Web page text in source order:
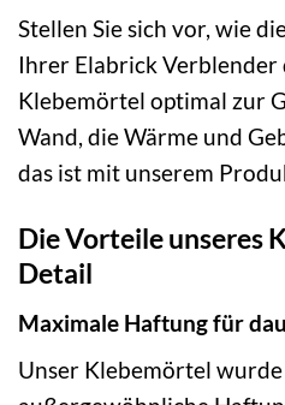
Stellen Sie sich vor, wie
Ihrer Elabrick Verblender
Klebemörtel optimal zur
Wand, die Wärme und
das ist mit unserem
Die Vorteile unseres
Detail
Maximale Haftung für
Unser Klebemörtel